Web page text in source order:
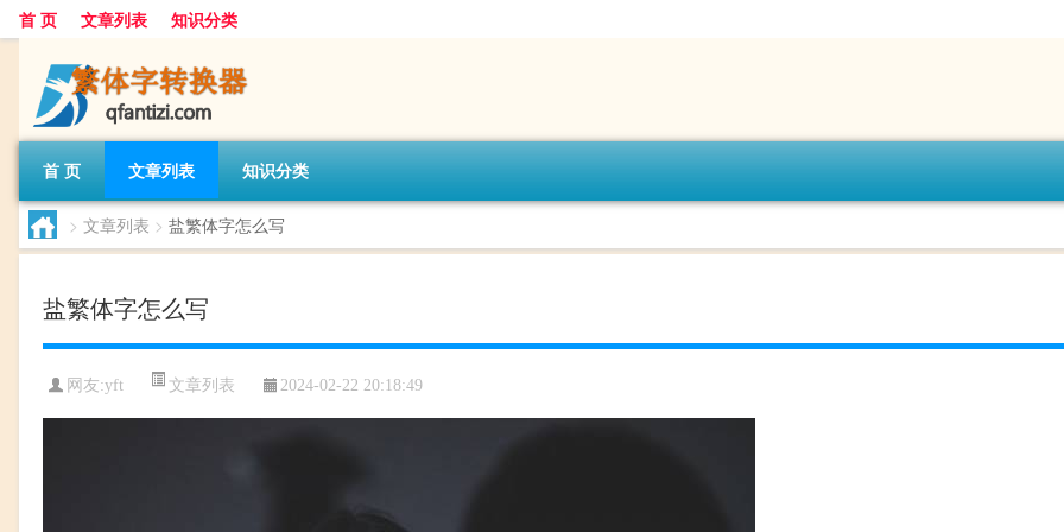
首 页 文章列表 知识分类
首 页 文章列表 知识分类
> 文章列表 > 盐繁体字怎么写
盐繁体字怎么写
网友:yft 文章列表 2024-02-22 20:18:49